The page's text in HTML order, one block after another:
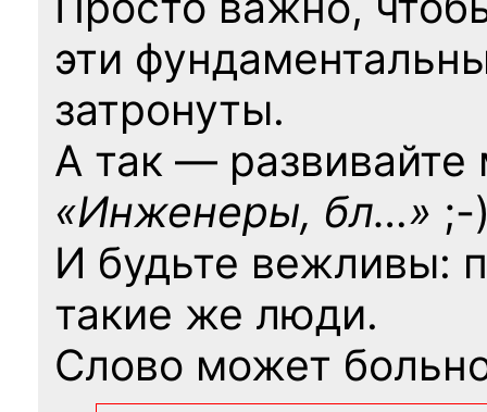
эти
затронуты.
А так — развивайте
«Инженеры, бл…» ;-
И будьте вежливы:
такие же люди.
Слово может